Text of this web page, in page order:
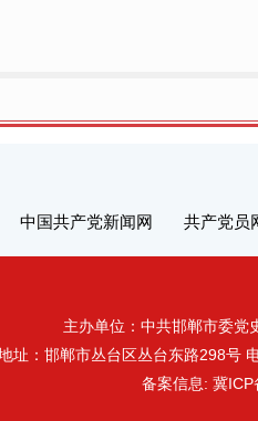
中国共产党新闻网 共产党员
主办单位：中共邯郸市委党
址：邯郸市丛台区丛台东路298号
备案信息: 冀ICP